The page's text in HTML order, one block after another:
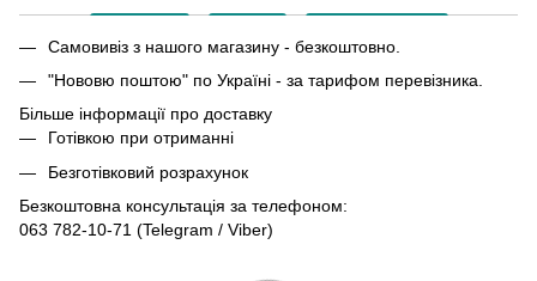
Самовивіз з нашого магазину - безкоштовно.
"Нововю поштою" по Україні - за тарифом перевізника.
Більше інформації про доставку
Готівкою при отриманні
Безготівковий розрахунок
Безкоштовна консультація за телефоном:
063 782-10-71 (Telegram / Viber)